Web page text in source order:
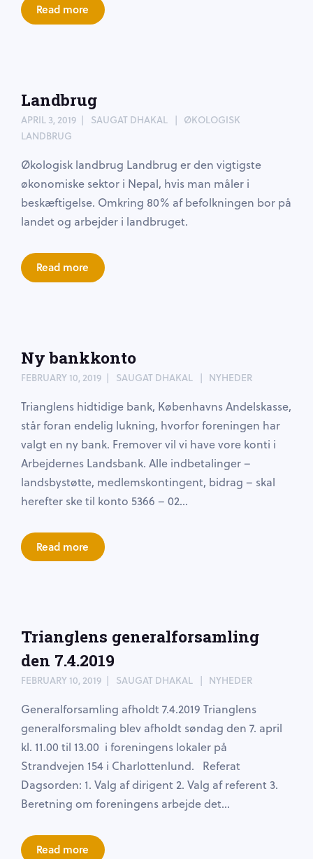
Read more
Landbrug
APRIL 3, 2019 SAUGAT DHAKAL
ØKOLOGISK
LANDBRUG
Økologisk landbrug Landbrug er den vigtigste
økonomiske sektor i Nepal, hvis man måler i
beskæftigelse. Omkring 80% af befolkningen bor på
landet og arbejder i landbruget.
Read more
Ny bankkonto
FEBRUARY 10, 2019 SAUGAT DHAKAL NYHEDER
Trianglens hidtidige bank, Københavns Andelskasse,
står foran endelig lukning, hvorfor foreningen har
valgt en ny bank. Fremover vil vi have vore konti i
Arbejdernes Landsbank. Alle indbetalinger –
landsbystøtte, medlemskontingent, bidrag – skal
herefter ske til konto 5366 – 02...
Read more
Trianglens generalforsamling
den 7.4.2019
FEBRUARY 10, 2019 SAUGAT DHAKAL NYHEDER
Generalforsamling afholdt 7.4.2019 Trianglens
generalforsmaling blev afholdt søndag den 7. april
kl. 11.00 til 13.00 i foreningens lokaler på
Strandvejen 154 i Charlottenlund. Referat
Dagsorden: 1. Valg af dirigent 2. Valg af referent 3.
Beretning om foreningens arbejde det...
Read more